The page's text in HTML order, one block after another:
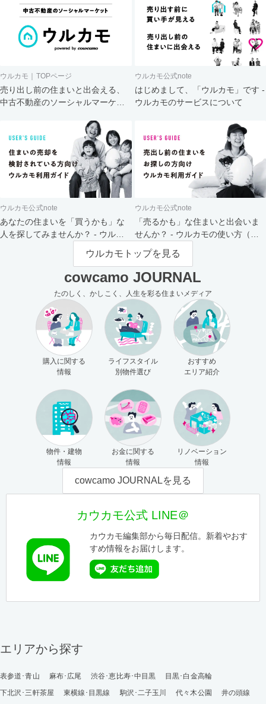
ウルカモ｜TOPページ
売り出し前の住まいと出会える、
中古不動産のソーシャルマーケッ
ウルカモ公式note
はじめまして、「ウルカモ」です -
ウルカモのサービスについて
ウルカモ公式note
あなたの住まいを「買うかも」な
人を探してみませんか？ - ウルカ
ウルカモ公式note
「売るかも」な住まいと出会いま
せんか？ - ウルカモの使い方（買
主さま向け）
ウルカモトップを見る
cowcamo JOURNAL
たのしく、かしこく、人生を彩る住まいメディア
購入に関する
情報
ライフスタイル
別物件選び
おすすめ
エリア紹介
物件・建物
情報
お金に関する
情報
リノベーション
情報
cowcamo JOURNALを見る
カウカモ公式 LINE＠
カウカモ編集部から毎日配信。新着やおす
すめ情報をお届けします。
エリアから探す
表参道･青山 麻布･広尾 渋谷･恵比寿･中目黒
目黒･白金高輪
下北沢･三軒茶屋
東横線･目黒線 駒沢･二子玉川 代々木公園
井の頭線